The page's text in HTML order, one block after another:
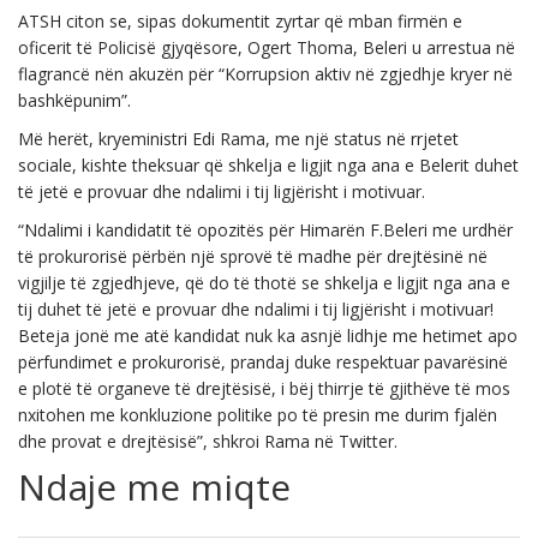
ATSH citon se, sipas dokumentit zyrtar që mban firmën e
oficerit të Policisë gjyqësore, Ogert Thoma, Beleri u arrestua në
flagrancë nën akuzën për “Korrupsion aktiv në zgjedhje kryer në
bashkëpunim”.
Më herët, kryeministri Edi Rama, me një status në rrjetet
sociale, kishte theksuar që shkelja e ligjit nga ana e Belerit duhet
të jetë e provuar dhe ndalimi i tij ligjërisht i motivuar.
“Ndalimi i kandidatit të opozitës për Himarën F.Beleri me urdhër
të prokurorisë përbën një sprovë të madhe për drejtësinë në
vigjilje të zgjedhjeve, që do të thotë se shkelja e ligjit nga ana e
tij duhet të jetë e provuar dhe ndalimi i tij ligjërisht i motivuar!
Beteja jonë me atë kandidat nuk ka asnjë lidhje me hetimet apo
përfundimet e prokurorisë, prandaj duke respektuar pavarësinë
e plotë të organeve të drejtësisë, i bëj thirrje të gjithëve të mos
nxitohen me konkluzione politike po të presin me durim fjalën
dhe provat e drejtësisë”, shkroi Rama në Twitter.
Ndaje me miqte